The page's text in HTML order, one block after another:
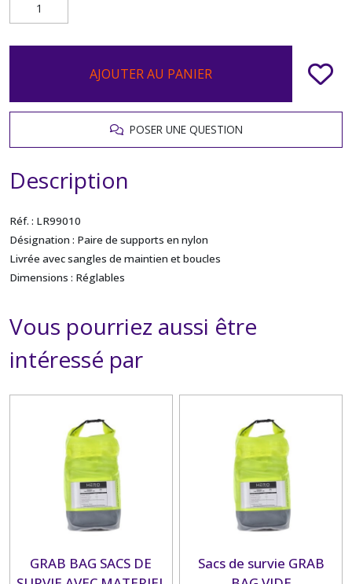
AJOUTER AU PANIER
POSER UNE QUESTION
Description
Réf. : LR99010
Désignation : Paire de supports en nylon
Livrée avec sangles de maintien et boucles
Dimensions : Réglables
Vous pourriez aussi être
intéressé par
GRAB BAG SACS DE
Sacs de survie GRAB